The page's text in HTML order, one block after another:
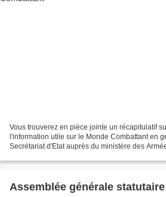
Vous trouverez en pièce jointe un récapitulatif
l'information utile sur le Monde Combattant en
Secrétariat d'Etat auprès du ministère des
Assemblée générale